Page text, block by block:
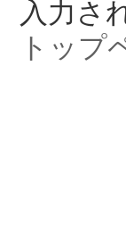
入力さ
トップ